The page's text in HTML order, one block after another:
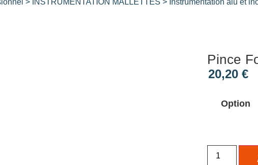
Pince
20,20 €
Option